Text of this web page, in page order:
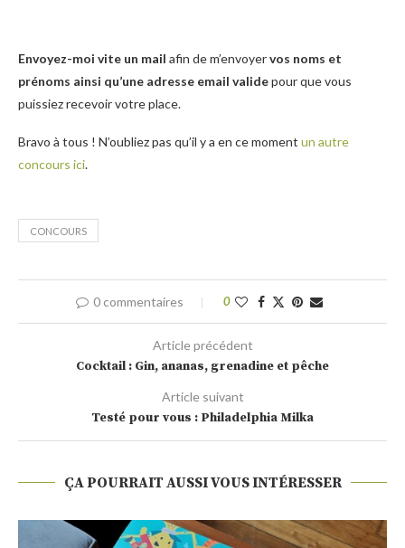
Envoyez-moi vite un mail afin de m’envoyervos noms et
prénoms ainsi qu’une adresse email validepour que vous
puissiez recevoir votre place.
Bravo à tous ! N’oubliez pas qu’il y a en ce moment un autre
concours ici.
CONCOURS
0 commentaires 0
Article précédent
Cocktail : Gin, ananas, grenadine et pêche
Article suivant
Testé pour vous : Philadelphia Milka
ÇA POURRAIT AUSSI VOUS INTÉRESSER